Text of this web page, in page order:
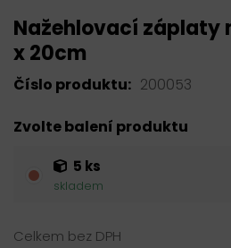
Nažehlovací záplaty
x 20cm
Číslo produktu: 200053
Zvolte balení produktu
5 ks
skladem
Celkem bez DPH